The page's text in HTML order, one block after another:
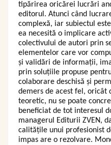
tipărirea oricărei lucrări
editorul. Atunci când
complexă, iar subiectul
ea necesită o implicare
colectivului de autori prin
elementelor care vor
și validări de informații,
prin soluțiile propuse
colaborare deschisă și
demers de acest fel, oricât
teoretic, nu se poate
beneficiat de tot interesul
managerul Editurii ZVEN,
calitățile unui profesionist
impas are o rezolvare.